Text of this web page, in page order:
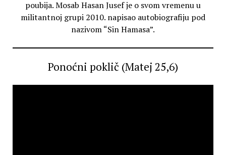
poubija. Mosab Hasan Jusef je o svom vremenu u
militantnoj grupi 2010. napisao autobiografiju pod
nazivom “Sin Hamasa”.
Ponoćni poklič (Matej 25,6)